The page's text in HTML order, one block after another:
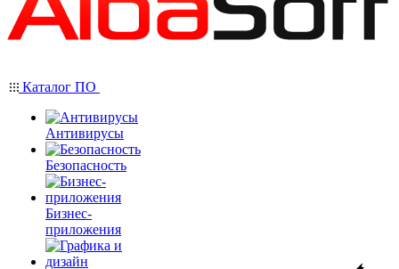
Каталог ПО
Антивирусы
Безопасность
Бизнес-
приложения